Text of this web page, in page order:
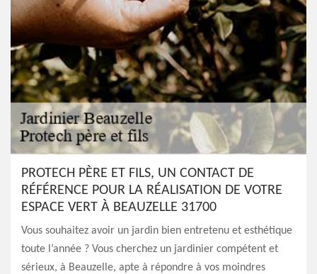
PROTECH PÈRE ET FILS, UN CONTACT DE
RÉFÉRENCE POUR LA RÉALISATION DE VOTRE
ESPACE VERT À BEAUZELLE 31700
Vous souhaitez avoir un jardin bien entretenu et esthétique
toute l’année ? Vous cherchez un jardinier compétent et
sérieux, à Beauzelle, apte à répondre à vos moindres